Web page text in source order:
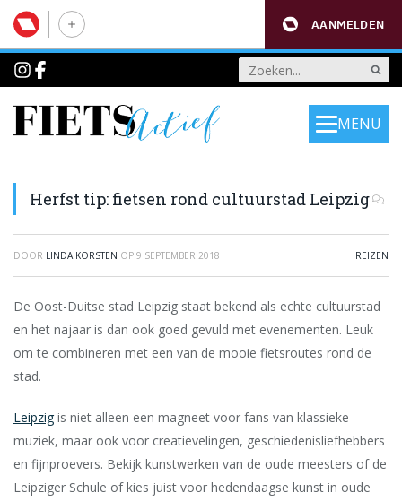
AANMELDEN
MENU
Herfst tip: fietsen rond cultuurstad Leipzig
DOOR LINDA KORSTEN OP 9 SEPTEMBER 2018 REIZEN
De Oost-Duitse stad Leipzig staat bekend als echte cultuurstad
en het najaar is dan ook goed gevuld met evenementen. Leuk
om te combineren met een van de mooie fietsroutes rond de
stad.
Leipzig is niet alleen een magneet voor fans van klassieke
muziek, maar ook voor creatievelingen, geschiedenisliefhebbers
en fijnproevers. Bekijk kunstwerken van de oude meesters of de
Leipziger Schule of kies juist voor hedendaagse kunst in oude